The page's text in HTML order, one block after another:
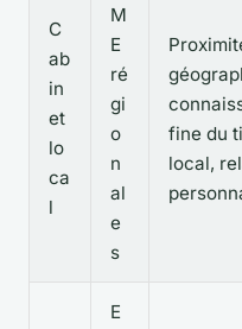
C
ab
in
et
lo
ca
l
M
E
ré
gi
o
n
al
e
s
fine du
local,
E